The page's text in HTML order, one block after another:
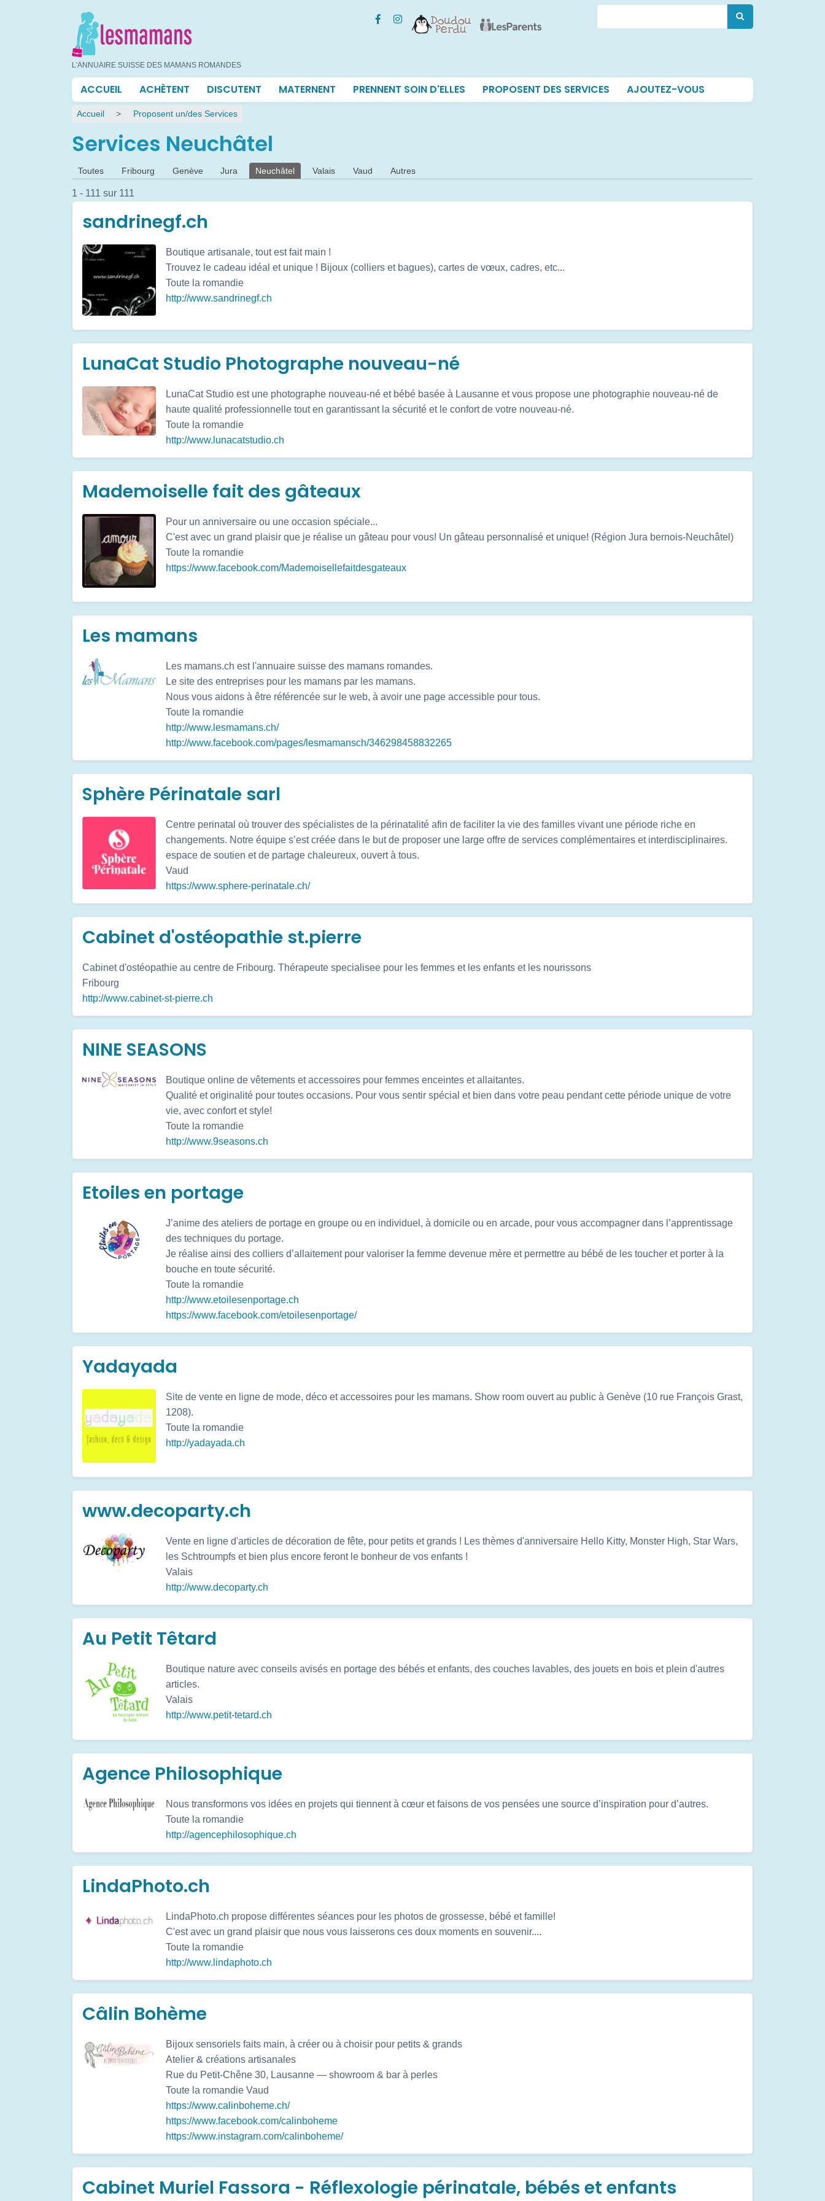
L'ANNUAIRE SUISSE DES MAMANS ROMANDES
Navigation
principale
ACCUEIL ACHÈTENT DISCUTENT MATERNENT PRENNENT SOIN D'ELLES PROPOSENT DES SERVICES AJOUTEZ-VOUS
Fil
d'Ariane
Accueil Proposent un/des Services
Services Neuchâtel
Onglets
principaux
Toutes Fribourg Genève Jura Neuchâtel Valais Vaud Autres
1 - 111 sur 111
sandrinegf.ch
Boutique artisanale, tout est fait main !
Trouvez le cadeau idéal et unique ! Bijoux (colliers et bagues), cartes de vœux, cadres, etc...
Toute la romandie
http://www.sandrinegf.ch
LunaCat Studio Photographe nouveau-né
LunaCat Studio est une photographe nouveau-né et bébé basée à Lausanne et vous propose une photographie nouveau-né de
haute qualité professionnelle tout en garantissant la sécurité et le confort de votre nouveau-né.
Toute la romandie
http://www.lunacatstudio.ch
Mademoiselle fait des gâteaux
Pour un anniversaire ou une occasion spéciale...
C'est avec un grand plaisir que je réalise un gâteau pour vous! Un gâteau personnalisé et unique! (Région Jura bernois-Neuchâtel)
Toute la romandie
https://www.facebook.com/Mademoisellefaitdesgateaux
Les mamans
Les mamans.ch est l'annuaire suisse des mamans romandes.
Le site des entreprises pour les mamans par les mamans.
Nous vous aidons à être référencée sur le web, à avoir une page accessible pour tous.
Toute la romandie
http://www.lesmamans.ch/
http://www.facebook.com/pages/lesmamansch/346298458832265
Sphère Périnatale sarl
Centre perinatal où trouver des spécialistes de la périnatalité afin de faciliter la vie des familles vivant une période riche en
changements. Notre équipe s’est créée dans le but de proposer une large offre de services complémentaires et interdisciplinaires.
espace de soutien et de partage chaleureux, ouvert à tous.
Vaud
https://www.sphere-perinatale.ch/
Cabinet d'ostéopathie st.pierre
Cabinet d'ostéopathie au centre de Fribourg. Thérapeute specialisee pour les femmes et les enfants et les nourissons
Fribourg
http://www.cabinet-st-pierre.ch
NINE SEASONS
Boutique online de vêtements et accessoires pour femmes enceintes et allaitantes.
Qualité et originalité pour toutes occasions. Pour vous sentir spécial et bien dans votre peau pendant cette période unique de votre
vie, avec confort et style!
Toute la romandie
http://www.9seasons.ch
Etoiles en portage
J’anime des ateliers de portage en groupe ou en individuel, à domicile ou en arcade, pour vous accompagner dans l’apprentissage
des techniques du portage.
Je réalise ainsi des colliers d’allaitement pour valoriser la femme devenue mère et permettre au bébé de les toucher et porter à la
bouche en toute sécurité.
Toute la romandie
http://www.etoilesenportage.ch
https://www.facebook.com/etoilesenportage/
Yadayada
Site de vente en ligne de mode, déco et accessoires pour les mamans. Show room ouvert au public à Genève (10 rue François Grast,
1208).
Toute la romandie
http://yadayada.ch
www.decoparty.ch
Vente en ligne d'articles de décoration de fête, pour petits et grands ! Les thèmes d'anniversaire Hello Kitty, Monster High, Star Wars,
les Schtroumpfs et bien plus encore feront le bonheur de vos enfants !
Valais
http://www.decoparty.ch
Au Petit Têtard
Boutique nature avec conseils avisés en portage des bébés et enfants, des couches lavables, des jouets en bois et plein d'autres
articles.
Valais
http://www.petit-tetard.ch
Agence Philosophique
Nous transformons vos idées en projets qui tiennent à cœur et faisons de vos pensées une source d’inspiration pour d’autres.
Toute la romandie
http://agencephilosophique.ch
LindaPhoto.ch
LindaPhoto.ch propose différentes séances pour les photos de grossesse, bébé et famille!
C'est avec un grand plaisir que nous vous laisserons ces doux moments en souvenir....
Toute la romandie
http://www.lindaphoto.ch
Câlin Bohème
Bijoux sensoriels faits main, à créer ou à choisir pour petits & grands
Atelier & créations artisanales
Rue du Petit-Chêne 30, Lausanne — showroom & bar à perles
Toute la romandie Vaud
https://www.calinboheme.ch/
https://www.facebook.com/calinboheme
https://www.instagram.com/calinboheme/
Cabinet Muriel Fassora - Réflexologie périnatale, bébés et enfants